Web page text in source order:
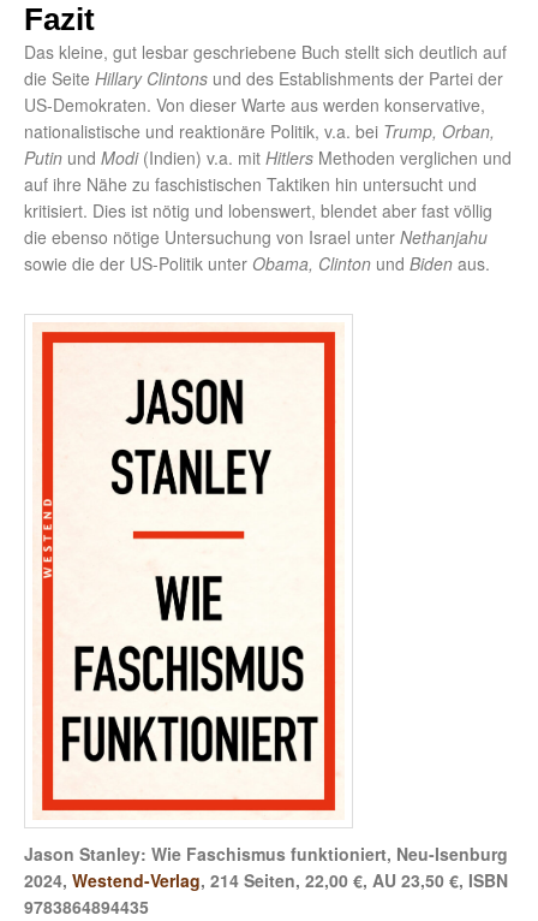
Fazit
Das kleine, gut lesbar geschriebene Buch stellt sich deutlich auf
die Seite Hillary Clintons und des Establishments der Partei der
US-Demokraten. Von dieser Warte aus werden konservative,
nationalistische und reaktionäre Politik, v.a. bei Trump, Orban,
Putin und Modi(Indien) v.a. mit Hitlers Methoden verglichen und
auf ihre Nähe zu faschistischen Taktiken hin untersucht und
kritisiert. Dies ist nötig und lobenswert, blendet aber fast völlig
die ebenso nötige Untersuchung von Israel unter Nethanjahu
sowie die der US-Politik unter Obama, Clinton und Biden aus.
Jason Stanley: Wie Faschismus funktioniert, Neu-Isenburg
2024, Westend-Verlag, 214 Seiten, 22,00 €, AU 23,50 €, ISBN
9783864894435